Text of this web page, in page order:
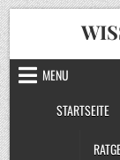
Skip
to
content
MENU
STARTSEITE